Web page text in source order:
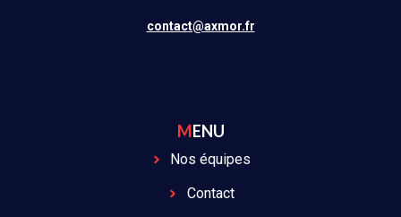
contact@axmor.fr
MENU
Nos équipes
Contact